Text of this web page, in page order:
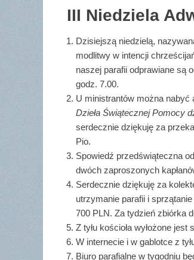
III Niedziela
Dzisiejszą niedzielą,
modlitwy w intencji
naszej parafii odprawiane są
godz. 7.00.
U ministrantów można nabyć
Dzieła Świątecznej Pomocy
serdecznie dziękuję za
Pio.
Spowiedź przedświąteczna
dwóch zaproszonych
Serdecznie dziękuję za
utrzymanie parafii i
700 PLN. Za tydzień zbiórka
Z tyłu kościoła wyłożone
W internecie i w gablotce z
Biuro parafialne w tygodniu